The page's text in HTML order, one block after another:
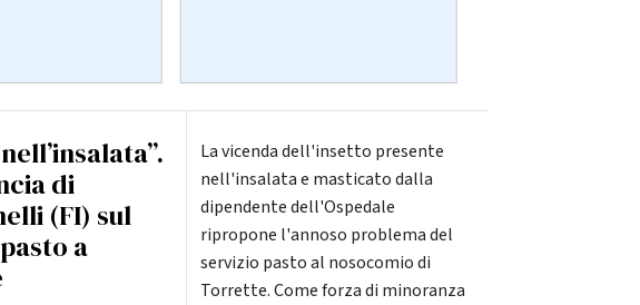
di
(FI) sul
a
La vicenda dell'insetto presente
nell'insalata e masticato dalla
dipendente dell'Ospedale
ripropone l'annoso problema del
servizio pasto al nosocomio di
Torrette. Come forza di minoranza